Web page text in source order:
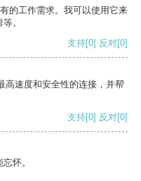
的工作需求。我可以使用它来
。
支持[0] 反对[0]
高速度和安全性的连接，并帮
支持[0] 反对[0]
怀。